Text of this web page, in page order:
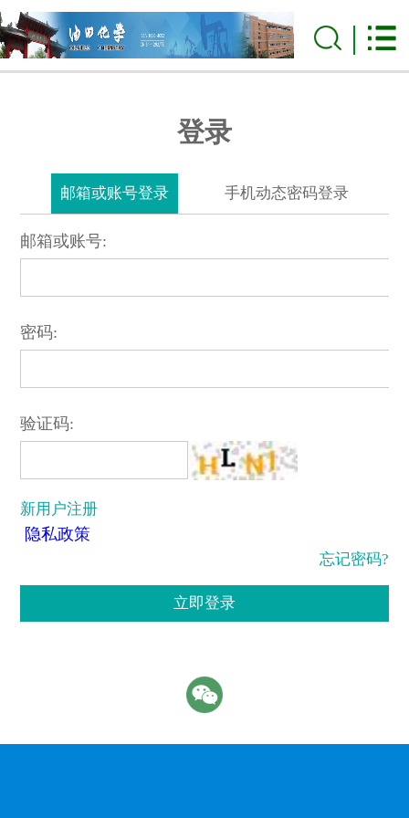
登录
邮箱或账号登录 手机动态密码登录
邮箱或账号:
密码:
验证码:
新用户注册
隐私政策
忘记密码?
立即登录